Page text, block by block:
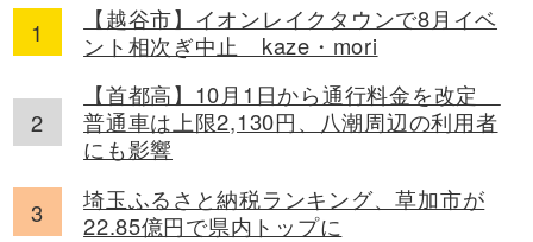
【越谷市】イオンレイクタウンで8月イベ
ント相次ぎ中止 kaze・mori
【首都高】10月1日から通行料金を改定
普通車は上限2,130円、八潮周辺の利用者
にも影響
埼玉ふるさと納税ランキング、草加市が
22.85億円で県内トップに